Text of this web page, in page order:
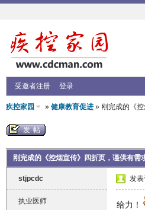
受邀者注册 登录
疾控家园 » 健康教育促进» 刚完成的《
发帖
刚完成的《控烟宣传》四折页，谨供有
stjpcdc
执业医师
发
给力！